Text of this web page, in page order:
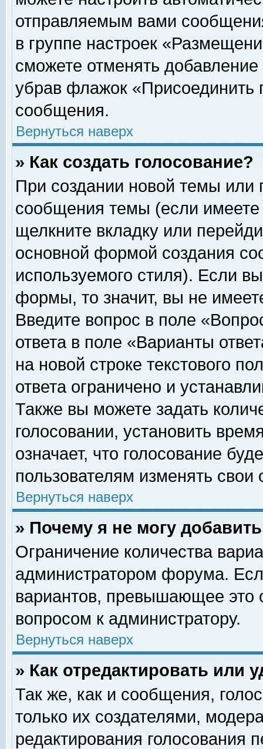
отправляемым вами
в группе настроек
сможете отменять
убрав флажок «Присоединить
сообщения.
Вернуться наверх
» Как создать голосование?
При создании новой темы или
сообщения темы (если
щелкните вкладку или
основной формой создания
используемого стиля). Если
формы, то значит, вы не
Введите вопрос в поле
ответа в поле «Варианты
на новой строке текстового
ответа ограничено и
Также вы можете задать
голосовании, установить
означает, что голосование
пользователям изменять свои
Вернуться наверх
» Почему я не могу
Ограничение количества
администратором форума.
вариантов, превышающее это
вопросом к администратору.
Вернуться наверх
» Как отредактировать или
Так же, как и сообщения,
только их создателями,
редактирования голосования